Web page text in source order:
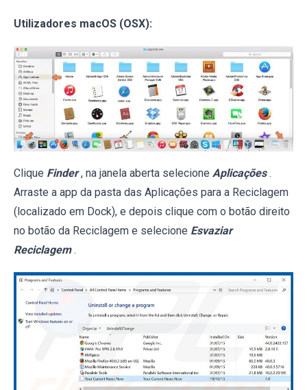
Utilizadores macOS (OSX):
Clique Finder , na janela aberta selecione Aplicações .
Arraste a app da pasta das Aplicações para a Reciclagem
(localizado em Dock), e depois clique com o botão direito
no botão da Reciclagem e selecione Esvaziar
Reciclagem .